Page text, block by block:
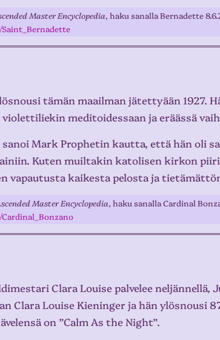
Master Encyclopedia, haku sanalla Bernadette
tämän maailman jätettyään 1927.
meditoidessaan ja eräässä
Mark Prophetin kautta, että hän oli
Kuten muiltakin katolisen kirkon
vapautusta kaikesta pelosta ja
Master Encyclopedia, haku sanalla Cardinal
Clara Louise palvelee neljännellä,
Clara Louise Kieninger ja hän ylösnousi
on ”Calm As the Night”.